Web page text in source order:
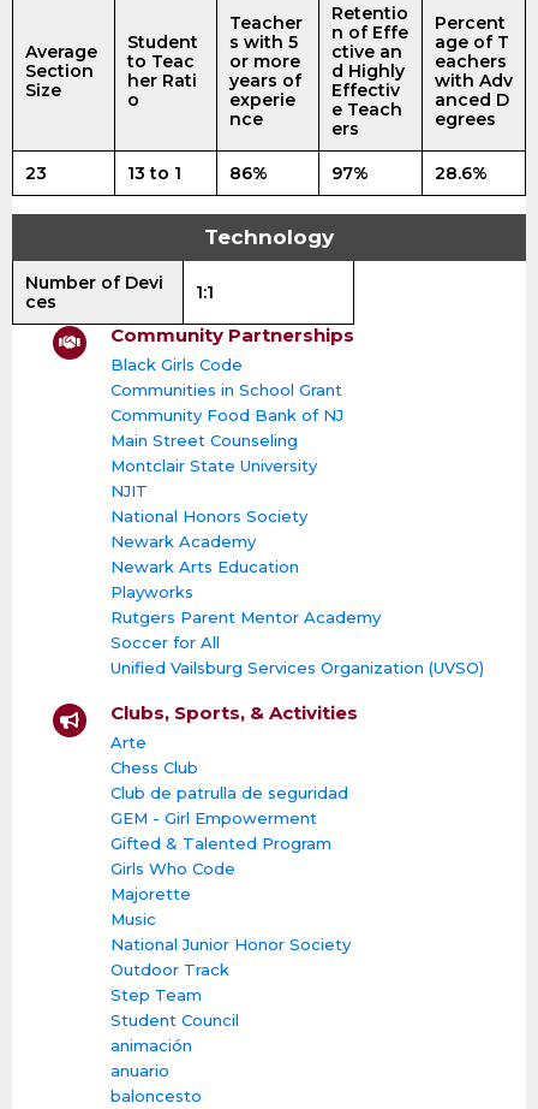
Average
Section
Size
Student
to Teac
her Rati
o
Teacher
s with 5
or more
years of
experie
nce
Retentio
n of Effe
ctive an
d Highly
Effectiv
e Teach
ers
Percent
age of T
eachers
with Adv
anced D
egrees
23 13 to 1 86% 97% 28.6%
Technology
Number of Devi
ces
1:1
Community Partnerships
Black Girls Code
Communities in School Grant
Community Food Bank of NJ
Main Street Counseling
Montclair State University
NJIT
National Honors Society
Newark Academy
Newark Arts Education
Playworks
Rutgers Parent Mentor Academy
Soccer for All
Unified Vailsburg Services Organization (UVSO)
Clubs, Sports, & Activities
Arte
Chess Club
Club de patrulla de seguridad
GEM - Girl Empowerment
Gifted & Talented Program
Girls Who Code
Majorette
Music
National Junior Honor Society
Outdoor Track
Step Team
Student Council
animación
anuario
baloncesto